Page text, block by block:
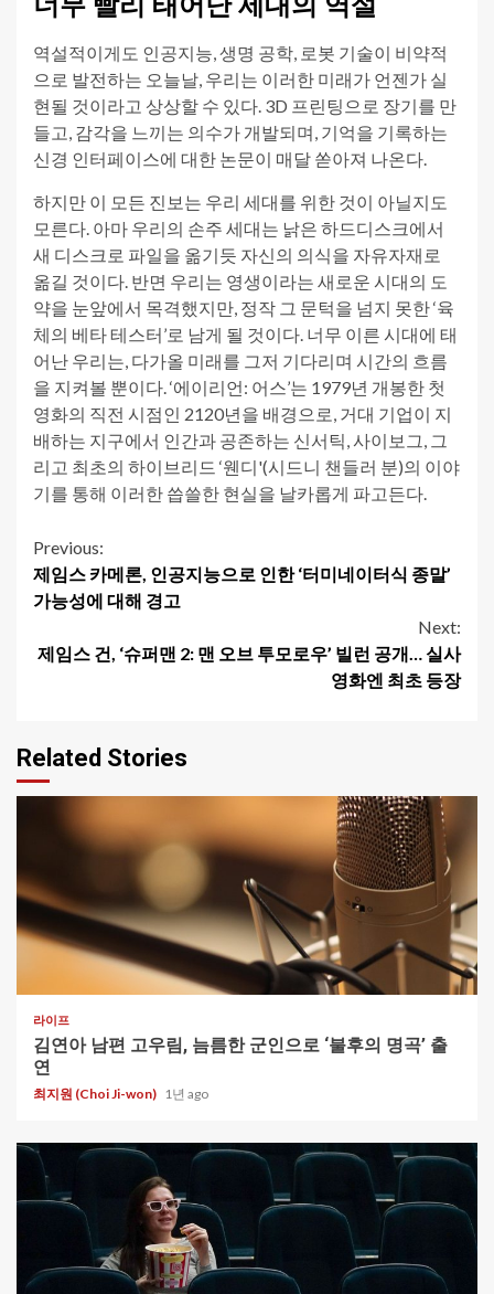
역설적이게도 인공지능, 생명 공학, 로봇 기술이 비약적
으로 발전하는 오늘날, 우리는 이러한 미래가 언젠가 실
현될 것이라고 상상할 수 있다. 3D 프린팅으로 장기를 만
들고, 감각을 느끼는 의수가 개발되며, 기억을 기록하는
신경 인터페이스에 대한 논문이 매달 쏟아져 나온다.
하지만 이 모든 진보는 우리 세대를 위한 것이 아닐지도
모른다. 아마 우리의 손주 세대는 낡은 하드디스크에서
새 디스크로 파일을 옮기듯 자신의 의식을 자유자재로
옮길 것이다. 반면 우리는 영생이라는 새로운 시대의 도
약을 눈앞에서 목격했지만, 정작 그 문턱을 넘지 못한 ‘육
체의 베타 테스터’로 남게 될 것이다. 너무 이른 시대에 태
어난 우리는, 다가올 미래를 그저 기다리며 시간의 흐름
을 지켜볼 뿐이다. ‘에이리언: 어스’는 1979년 개봉한 첫
영화의 직전 시점인 2120년을 배경으로, 거대 기업이 지
배하는 지구에서 인간과 공존하는 신서틱, 사이보그, 그
리고 최초의 하이브리드 ‘웬디'(시드니 챈들러 분)의 이야
기를 통해 이러한 씁쓸한 현실을 날카롭게 파고든다.
Continue
Reading
Previous:
제임스 카메론, 인공지능으로 인한 ‘터미네이터식 종말’
가능성에 대해 경고
Next:
제임스 건, ‘슈퍼맨 2: 맨 오브 투모로우’ 빌런 공개… 실사
영화엔 최초 등장
Related Stories
라이프
김연아 남편 고우림, 늠름한 군인으로 ‘불후의 명곡’ 출
연
최지원 (Choi Ji-won) 1년 ago